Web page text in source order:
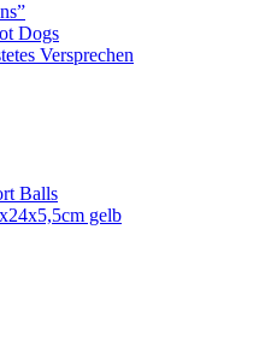
Dogs
Versprechen
Balls
gelb